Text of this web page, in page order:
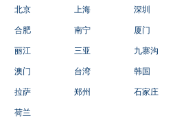
北京 上海 深圳
合肥 南宁 厦门
丽江 三亚 九寨沟
澳门 台湾 韩国
拉萨 郑州 石家庄
荷兰